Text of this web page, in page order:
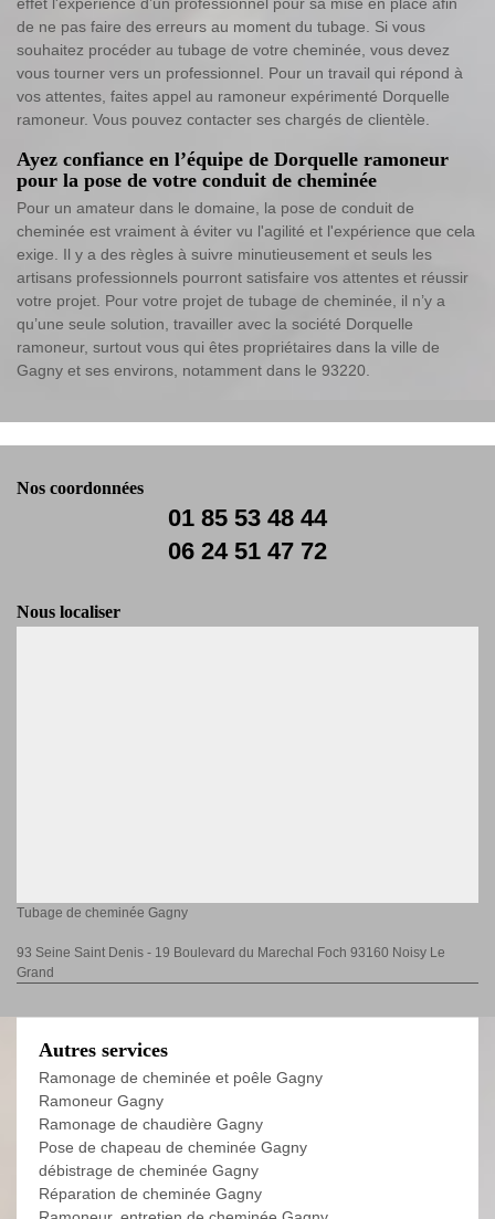
de ne pas faire des erreurs au moment du tubage. Si vous
souhaitez procéder au tubage de votre cheminée, vous devez
vous tourner vers un professionnel. Pour un travail qui répond à
vos attentes, faites appel au ramoneur expérimenté Dorquelle
ramoneur. Vous pouvez contacter ses chargés de clientèle.
Ayez confiance en l’équipe de Dorquelle ramoneur
pour la pose de votre conduit de cheminée
Pour un amateur dans le domaine, la pose de conduit de
cheminée est vraiment à éviter vu l'agilité et l'expérience que cela
exige. Il y a des règles à suivre minutieusement et seuls les
artisans professionnels pourront satisfaire vos attentes et réussir
votre projet. Pour votre projet de tubage de cheminée, il n’y a
qu’une seule solution, travailler avec la société Dorquelle
ramoneur, surtout vous qui êtes propriétaires dans la ville de
Gagny et ses environs, notamment dans le 93220.
Nos coordonnées
01 85 53 48 44
06 24 51 47 72
Nous localiser
Tubage de cheminée Gagny
93 Seine Saint Denis - 19 Boulevard du Marechal Foch 93160 Noisy Le
Grand
Autres services
Ramonage de cheminée et poêle Gagny
Ramoneur Gagny
Ramonage de chaudière Gagny
Pose de chapeau de cheminée Gagny
débistrage de cheminée Gagny
Réparation de cheminée Gagny